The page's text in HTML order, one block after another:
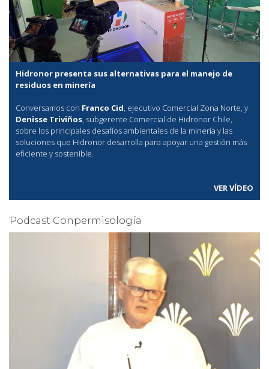
Hidronor presenta sus alternativas para el manejo de
residuos en minería
Conversamos con Franco Cid, ejecutivo Comercial Zona Norte, y
Denisse Triviños, subgerente Comercial de Hidronor Chile,
sobre los principales desafíos ambientales de la minería y las
soluciones que Hidronor desarrolla para apoyar una gestión más
eficiente y sostenible.
VER VÍDEO
Podcast Conpermisología